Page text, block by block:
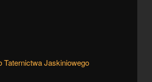
Taternictwa Jaskiniowego